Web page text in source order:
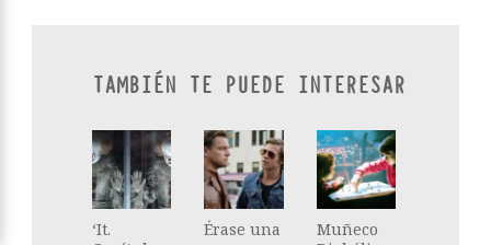
TAMBIÉN TE PUEDE INTERESAR
‘It.
Érase una
Muñeco